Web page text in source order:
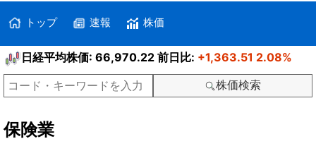
トップ 速報 株価
日経平均株価: 66,970.22 前日比: +1,363.51 2.08%
株価検索
保険業